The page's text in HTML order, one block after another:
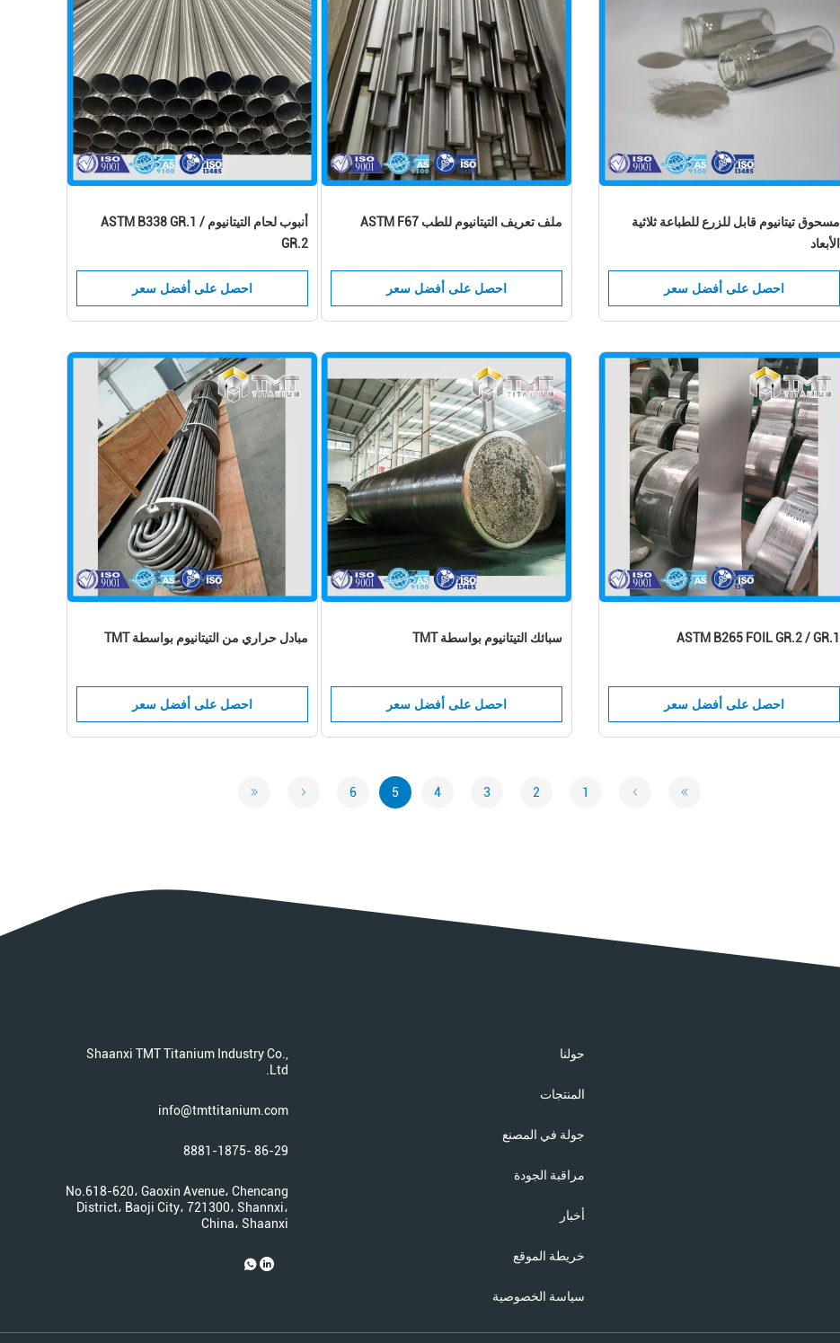
مسحوق تيتانيوم قابل للزرع للطباعة ثلاثية
الأبعاد
احصل على أفضل سعر
ملف تعريف التيتانيوم للطب ASTM F67
احصل على أفضل سعر
أنبوب لحام التيتانيوم ASTM B338 GR.1 /
GR.2
احصل على أفضل سعر
ASTM B265 FOIL GR.2 / GR.1
احصل على أفضل سعر
سبائك التيتانيوم بواسطة TMT
احصل على أفضل سعر
مبادل حراري من التيتانيوم بواسطة TMT
احصل على أفضل سعر
1
2
3
4
5
6
Shaanxi TMT Titanium Industry Co.,
Ltd.
info@tmttitanium.com
86-29 -8881-1875
No.618-620، Gaoxin Avenue، Chencang
District، Baoji City، 721300، Shannxi،
China، Shaanxi
حولنا
المنتجات
جولة في المصنع
مراقبة الجودة
أخبار
خريطة الموقع
سياسة الخصوصية